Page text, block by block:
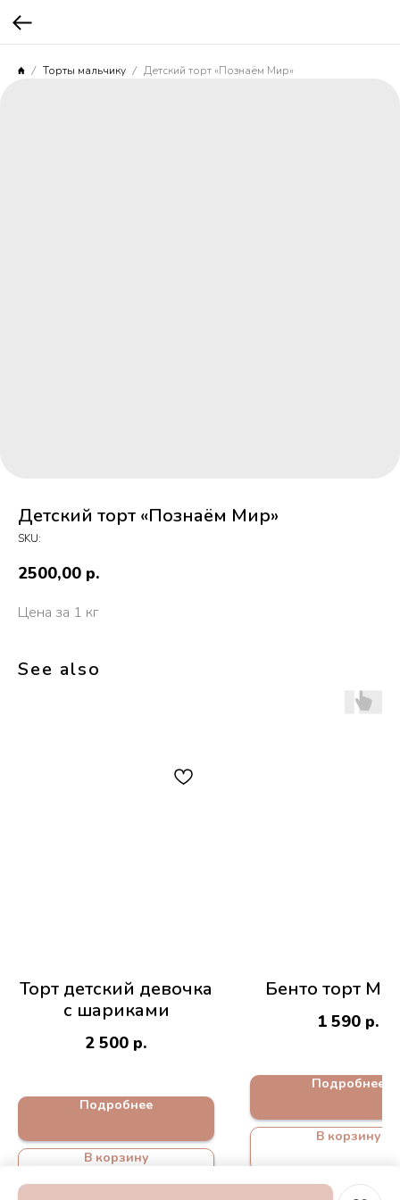
Торты мальчику Детский торт «Познаём Мир»
Детский торт «Познаём Мир»
SKU:
2500,00 р.
Цена за 1 кг
See also
Торт детский девочка
с шариками
2 500 р.
Подробнее
В корзину
Бенто торт
1 590 р.
Подробнее
В корзину